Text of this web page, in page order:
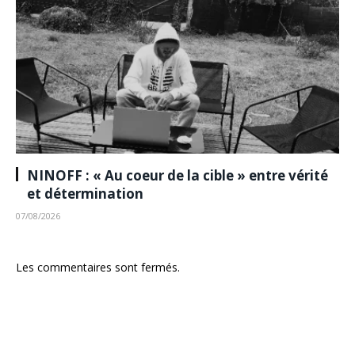
NINOFF : « Au coeur de la cible » entre vérité
et détermination
07/08/2026
Les commentaires sont fermés.